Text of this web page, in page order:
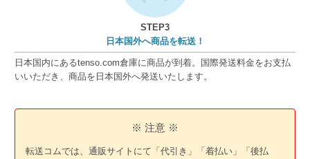
STEP3
日本国外へ商品を転送！
日本国内にあるtenso.com倉庫に商品が到着。国際発送料金をお支払
いいただき、商品を日本国外へ発送いたします。
※ 注意 ※
転送コムでは、通販サイトにて「代引き」「着払い」「後払